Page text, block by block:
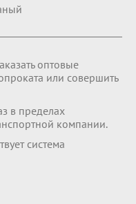
оптовые
или совершить
в пределах
компании.
система